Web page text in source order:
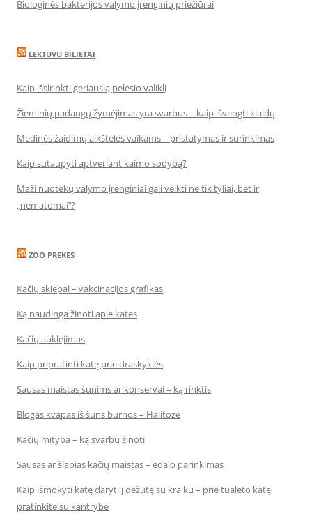
Biologinės bakterijos valymo įrenginių priežiūrai
LEKTUVU BILIETAI
Kaip išsirinkti geriausią pelėsio valiklį
Žieminių padangų žymėjimas yra svarbus – kaip išvengti klaidų
Medinės žaidimų aikštelės vaikams – pristatymas ir surinkimas
Kaip sutaupyti aptveriant kaimo sodybą?
Maži nuotekų valymo įrenginiai gali veikti ne tik tyliai, bet ir
„nematomai‘‘?
ZOO PREKES
Kačių skiepai – vakcinacijos grafikas
Ką naudinga žinoti apie kates
Kačių auklėjimas
Kaip pripratinti katę prie draskyklės
Sausas maistas šunims ar konservai – ką rinktis
Blogas kvapas iš šuns burnos – Halitozė
Kačių mityba – ką svarbu žinoti
Sausas ar šlapias kačių maistas – ėdalo parinkimas
Kaip išmokyti katę daryti į dėžutę su kraiku – prie tualeto katę
pratinkite su kantrybe